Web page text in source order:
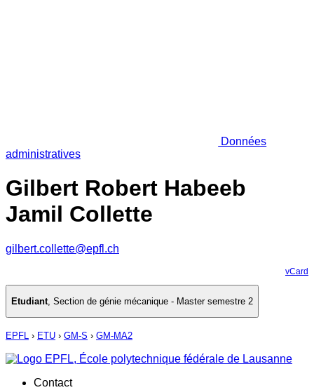
Données
administratives
Gilbert Robert Habeeb
Jamil Collette
gilbert.collette@epfl.ch
vCard
Etudiant, Section de génie mécanique - Master semestre 2
EPFL › ETU › GM-S › GM-MA2
Contact